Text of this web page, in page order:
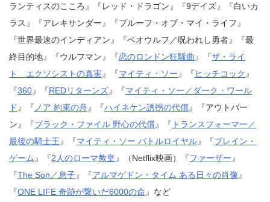
ランティスのこころ』『レッド・ドラゴン』『9デイズ』『白いカ
ラス』『アレキサンダー』『プルーフ・オブ・マイ・ライフ』
『世界最速のインディアン』『ベオウルフ／呪われし勇者』『最
終目的地』『ウルフマン』『恋のロンドン狂騒曲 』『ザ・ライ
ト エクソシストの真実』『マイティ・ソー 』『ヒッチコック 』
『360』『REDリターンズ』『マイティ・ソー／ダーク・ワール
ド 』『 ノア 約束の舟』『ハイネケン誘拐の代償』『アウトバー
ン』『ブラック・ファイル 野心の代償』『 トランスフォーマー／
最後の騎士王 』『マイティ・ソー バトルロイヤル』『ブレイン・
ゲーム 』『2人のローマ教皇 』（Netflix映画）『ファーザー 』
『The Son／息子』『アルマゲドン・タイム ある日々の肖像 』
『ONE LIFE 奇跡が繋いだ6000の命 』など